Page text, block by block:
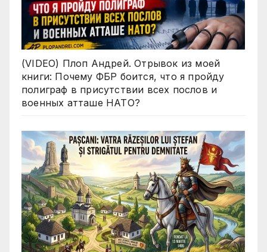
(VIDEO) Плоп Андрей. Отрывок из моей
книги: Почему ФБР боится, что я пройду
полиграф в присутствии всех послов и
военных атташе НАТО?